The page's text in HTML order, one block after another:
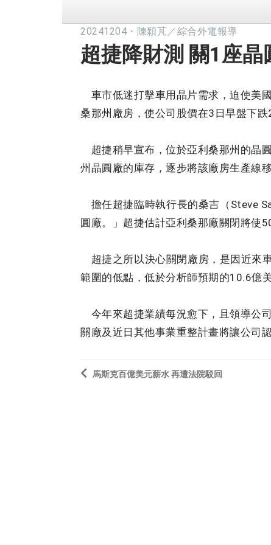
20241204 ・ 陳穎芃／綜合外電報導
超捷降財測 關1座晶
車市低迷打擊車用晶片需求，迫使美
桑那州廠房，使公司股價在3日早盤下跌
超捷稍早宣布，位於亞利桑那州的晶
州晶圓廠的庫存，逐步將該廠房生產線
擔任超捷臨時執行長的桑吉（Steve
圓廠。」超捷估計亞利桑那廠關閉將使
超捷之所以決心關閉廠房，是因近來
範圍的低點，低於分析師預期的10.6億美
今年來超捷業績每況愈下，且領導公
關廠及近日其他事業重整計畫將讓公司
馬斯克百億美元薪水 再遭法院駁回